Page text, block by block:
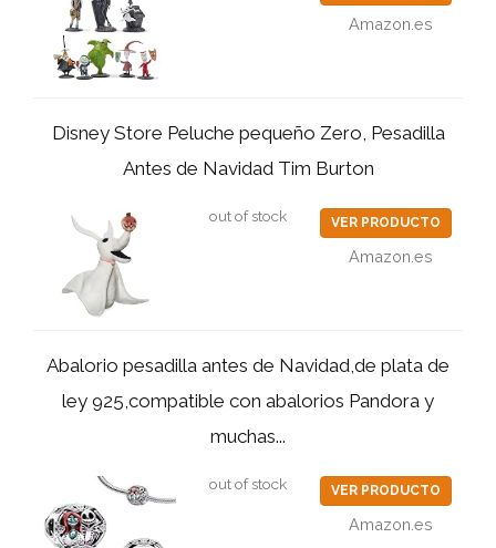
Amazon.es
Disney Store Peluche pequeño Zero, Pesadilla
Antes de Navidad Tim Burton
out of stock VER PRODUCTO
Amazon.es
Abalorio pesadilla antes de Navidad,de plata de
ley 925,compatible con abalorios Pandora y
muchas...
out of stock VER PRODUCTO
Amazon.es